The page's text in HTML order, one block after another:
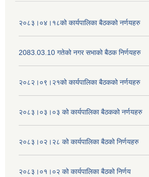
२०८३।०४।१८को कार्यपालिका बैठकको नर्णयहरु
2083.03.10 गतेको नगर सभाको बैठक निर्णयहरु
२०८२।०९।२१को कार्यपालिका बैठकको नर्णयहरु
२०८३।०३।०३ को कार्यपालिका बैठकको नर्णयहरु
२०८३।०२।२८ को कार्यपालिका बैठको निर्णयहरु
२०८३।०१।०२ को कार्यपालिका बैठको निर्णय